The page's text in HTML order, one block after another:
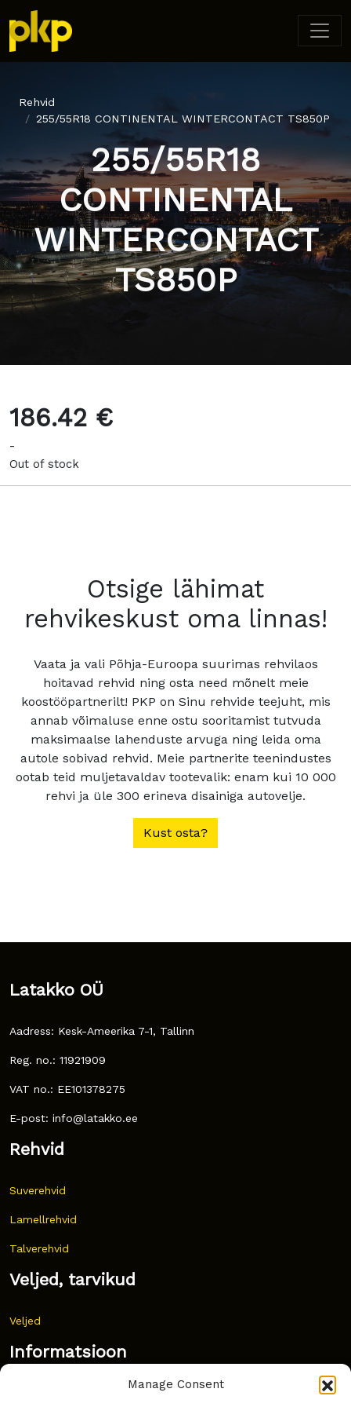
Manage Consent
Rehvid
255/55R18 CONTINENTAL WINTERCONTACT TS850P
255/55R18
CONTINENTAL
WINTERCONTACT
TS850P
186.42 €
-
Out of stock
Otsige lähimat
rehvikeskust oma linnas!
Vaata ja vali Põhja-Euroopa suurimas rehvilaos
hoitavad rehvid ning osta need mõnelt meie
koostööpartnerilt! PKP on Sinu rehvide teejuht, mis
annab võimaluse enne ostu sooritamist tutvuda
maksimaalse lahenduste arvuga ning leida oma
autole sobivad rehvid. Meie partnerite teenindustes
ootab teid muljetavaldav tootevalik: enam kui 10 000
rehvi ja üle 300 erineva disainiga autovelje.
Kust osta?
Latakko OÜ
Aadress: Kesk-Ameerika 7-1, Tallinn
Reg. no.: 11921909
VAT no.: EE101378275
E-post: info@latakko.ee
Rehvid
Suverehvid
Lamellrehvid
Talverehvid
Veljed, tarvikud
Veljed
Informatsioon